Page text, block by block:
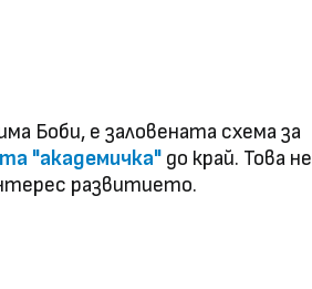
Боби, е заловената схема за
"академичка" до край. Това не
развитието.